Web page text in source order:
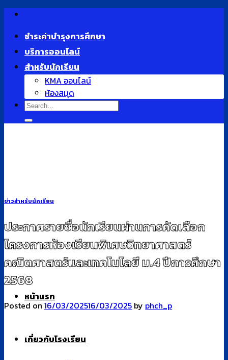
Skip
contentชำระค่าบำรุงการศึกษา
บริการออนไลน์
สำหรับนักเรียน
KMA ออนไลน์
ห้องสมุด
หน้าแรก
เกี่ยวกับโรงเรียน
ข่าวสำหรับนักเรียน
ประกาศรายชื่อนักเรียนผ่านการคัดเลือก
โครงการห้องเรียนพิเศษวิทยาศาสตร์
คณิตศาสตร์และเทคโนโลยี ม.4 ปีการศึกษา
2568
Posted on 16/03/202516/03/2025 by phch_p